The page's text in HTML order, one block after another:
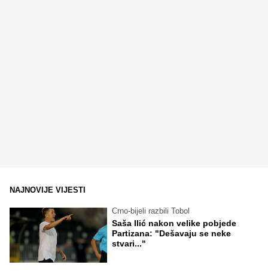
NAJNOVIJE VIJESTI
Crno-bijeli razbili Tobol
Saša Ilić nakon velike pobjede
Partizana: "Dešavaju se neke
stvari..."